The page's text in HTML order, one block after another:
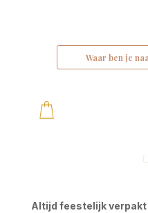
Altijd feestelijk verpakt